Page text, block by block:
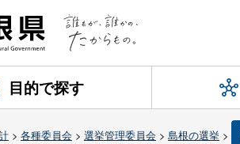
目的で探す
> 各種委員会 > 選挙管理委員会 > 島根の選挙 >